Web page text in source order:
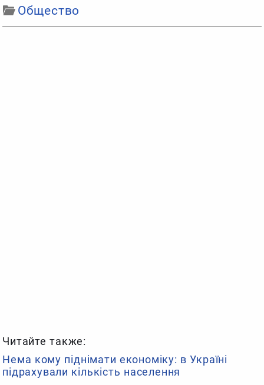
Общество
Читайте также:
Нема кому піднімати економіку: в Україні
підрахували кількість населення